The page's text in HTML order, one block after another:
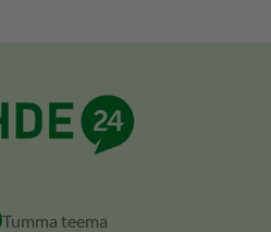
Tumma teema